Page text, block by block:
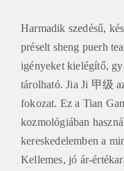
Harmadik szedésű,
préselt sheng puerh
igényeket kielégítő,
tárolható. Jia Ji 甲级
fokozat. Ez a Tian
kozmológiában
kereskedelemben a
Kellemes, jó ár-